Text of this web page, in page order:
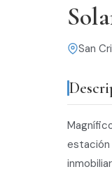
San
estación